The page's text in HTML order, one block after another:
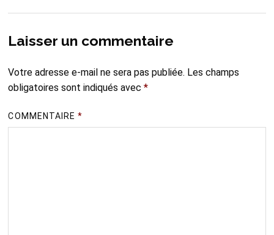
Laisser un commentaire
Votre adresse e-mail ne sera pas publiée. Les champs
obligatoires sont indiqués avec*
COMMENTAIRE*